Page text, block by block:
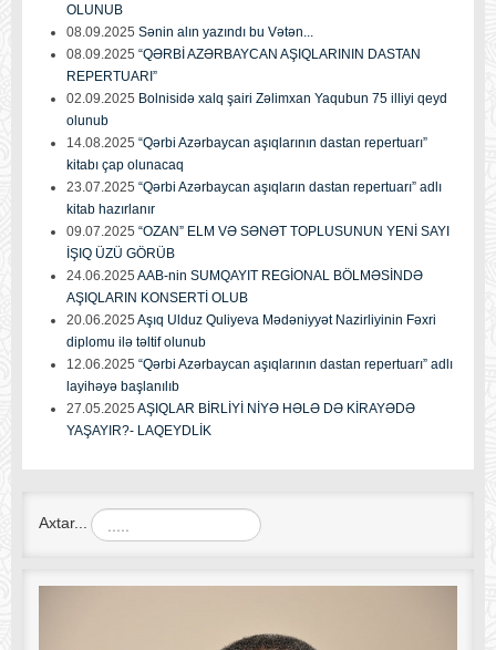
OLUNUB
08.09.2025 Sənin alın yazındı bu Vətən...
08.09.2025 “QƏRBİ AZƏRBAYCAN AŞIQLARININ DASTAN
REPERTUARI”
02.09.2025 Bolnisidə xalq şairi Zəlimxan Yaqubun 75 illiyi qeyd
olunub
14.08.2025 “Qərbi Azərbaycan aşıqlarının dastan repertuarı”
kitabı çap olunacaq
23.07.2025 “Qərbi Azərbaycan aşıqların dastan repertuarı” adlı
kitab hazırlanır
09.07.2025 “OZAN” ELM VƏ SƏNƏT TOPLUSUNUN YENİ SAYI
İŞIQ ÜZÜ GÖRÜB
24.06.2025 AAB-nin SUMQAYIT REGİONAL BÖLMƏSİNDƏ
AŞIQLARIN KONSERTİ OLUB
20.06.2025 Aşıq Ulduz Quliyeva Mədəniyyət Nazirliyinin Fəxri
diplomu ilə təltif olunub
12.06.2025 “Qərbi Azərbaycan aşıqlarının dastan repertuarı” adlı
layihəyə başlanılıb
27.05.2025 AŞIQLAR BİRLİYİ NİYƏ HƏLƏ DƏ KİRAYƏDƏ
YAŞAYIR?- LAQEYDLİK
Axtar...